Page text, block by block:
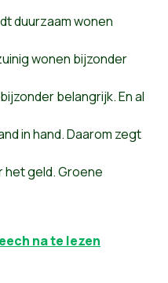
duurzaam wonen
wonen bijzonder
belangrijk. En al
in hand. Daarom zegt
geld. Groene
na te lezen